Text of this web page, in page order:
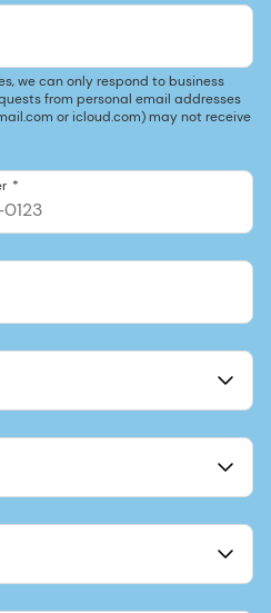
we can only respond to business
from personal email addresses
or icloud.com) may not receive
California, US